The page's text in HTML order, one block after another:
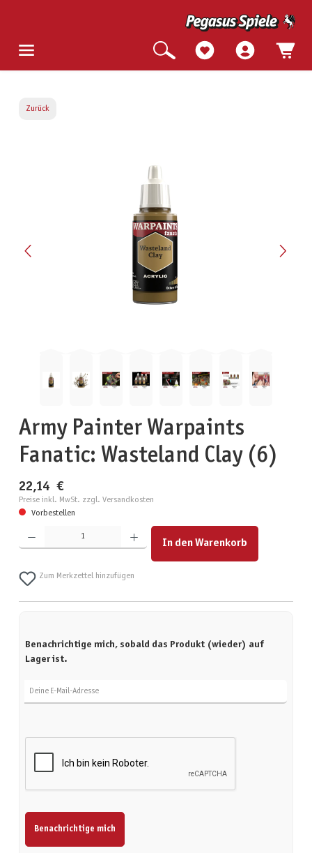
Zurück
Army Painter Warpaints
Fanatic: Wasteland Clay (6)
22,14 €
Preise inkl. MwSt. zzgl. Versandkosten
Vorbestellen
Produkt Anzahl: Gib den gewünschten Wert ein oder benutze die Schaltflächen um die Anzahl zu
In den Warenkorb
Zum Merkzettel hinzufügen
Benachrichtige mich, sobald das Produkt (wieder) auf
Lager ist.
Benachrichtige mich